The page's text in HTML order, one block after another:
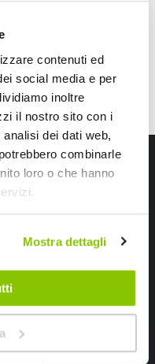
contenuti ed
social media e per
inoltre
il nostro sito con i
dei dati web,
combinarle
loro o che hanno
Mostra dettagli
Speedup
tuo primo acquisto online!